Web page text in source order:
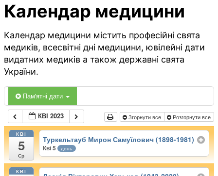
Календар медицини
Календар медицини містить професійні свята
медиків, всесвітні дні медицини, ювілейні дати
видатних медиків а також державні свята
України.
Пам'ятні дати
КВІ 2023 Згорнути все Розгорнути все
КВІ
5
Ср
Туркельтауб Мирон Самуїлович (1898-1981)
Кві 5 день
КВІ